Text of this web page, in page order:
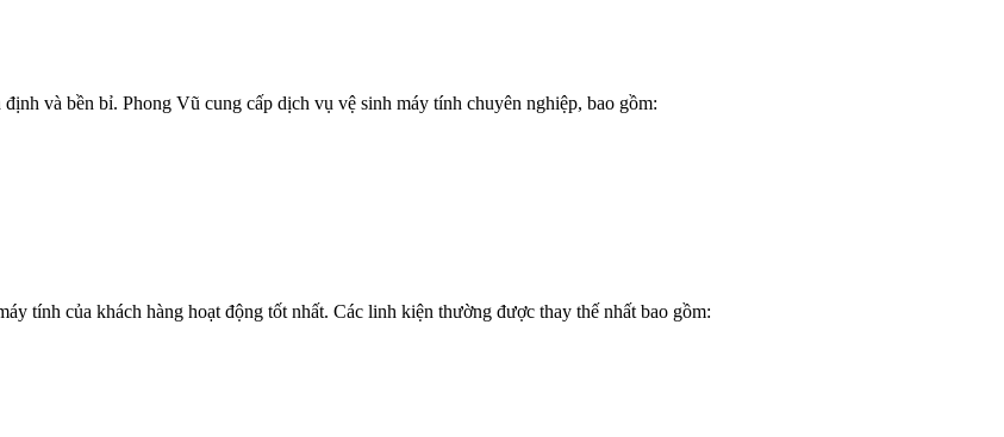
và bền bỉ. Phong Vũ cung cấp dịch vụ vệ sinh máy tính chuyên nghiệp, bao gồm:
tính của khách hàng hoạt động tốt nhất. Các linh kiện thường được thay thế nhất bao gồm: